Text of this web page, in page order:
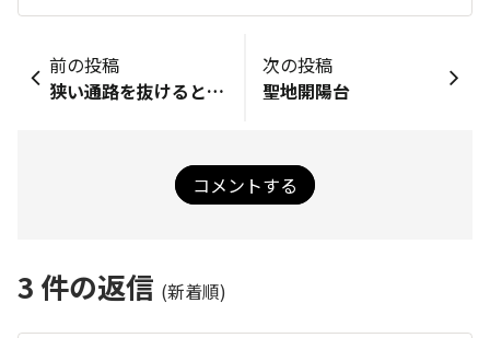
前の投稿
狭い通路を抜けると…😱
次の投稿
聖地開陽台
コメントする
3 件の返信 (新着順)